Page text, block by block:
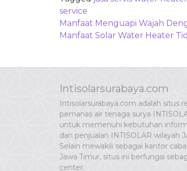
service
Post
navigation
Manfaat Menguapi Wajah
Manfaat Solar Water Heater
Intisolarsurabaya.com
Intisolarsurabaya.com adalah situs
pemanas air tenaga surya
untuk memenuhi kebutuhan
dan penjualan INTISOLAR wilayah
Selain mewakili sebagai kantor
Jawa Timur, situs ini berfungsi
center.